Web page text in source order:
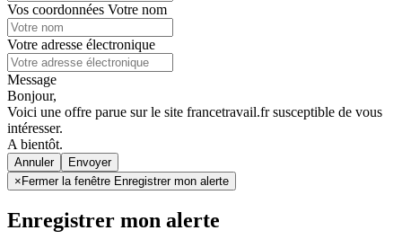
Vos coordonnées Votre nom
Votre adresse électronique
Message
Bonjour,
Voici une offre parue sur le site francetravail.fr susceptible de vous
intéresser.
A bientôt.
Annuler
× Fermer la fenêtre Enregistrer mon alerte
Enregistrer mon alerte